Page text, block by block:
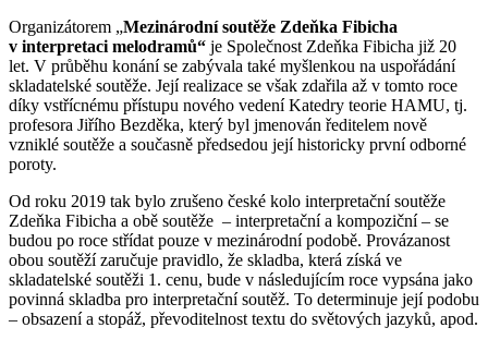
Organizátorem „Mezinárodní soutěže Zdeňka Fibicha
v interpretaci melodramů“ je Společnost Zdeňka Fibicha již 20
let. V průběhu konání se zabývala také myšlenkou na uspořádání
skladatelské soutěže. Její realizace se však zdařila až v tomto roce
díky vstřícnému přístupu nového vedení Katedry teorie HAMU, tj.
profesora Jiřího Bezděka, který byl jmenován ředitelem nově
vzniklé soutěže a současně předsedou její historicky první odborné
poroty.
Od roku 2019 tak bylo zrušeno české kolo interpretační soutěže
Zdeňka Fibicha a obě soutěže – interpretační a kompoziční – se
budou po roce střídat pouze v mezinárodní podobě. Provázanost
obou soutěží zaručuje pravidlo, že skladba, která získá ve
skladatelské soutěži 1. cenu, bude v následujícím roce vypsána jako
povinná skladba pro interpretační soutěž. To determinuje její podobu
– obsazení a stopáž, převoditelnost textu do světových jazyků, apod.